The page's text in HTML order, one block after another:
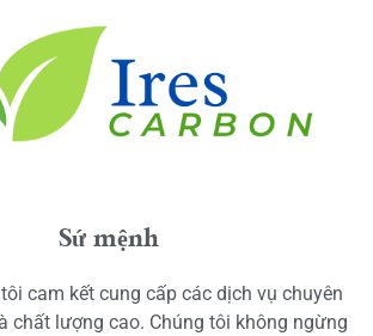
Sứ mệnh
cam kết cung cấp các dịch vụ chuyên
chất lượng cao. Chúng tôi không ngừng